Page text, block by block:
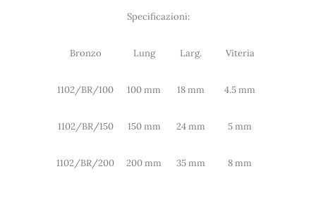
Specificazioni:
Bronzo Lung Larg. Viteria
1102/BR/100 100 mm 18 mm 4.5 mm
1102/BR/150 150 mm 24 mm 5 mm
1102/BR/200 200 mm 35 mm 8 mm